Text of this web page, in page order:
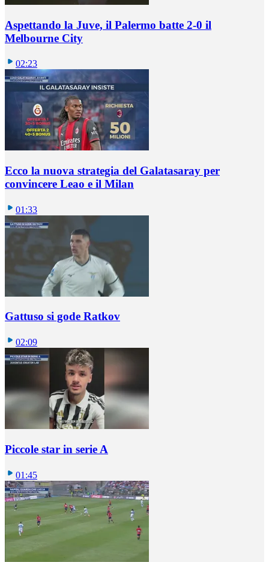
Aspettando la Juve, il Palermo batte 2-0 il
Melbourne City
02:23
Ecco la nuova strategia del Galatasaray per
convincere Leao e il Milan
01:33
Gattuso si gode Ratkov
02:09
Piccole star in serie A
01:45